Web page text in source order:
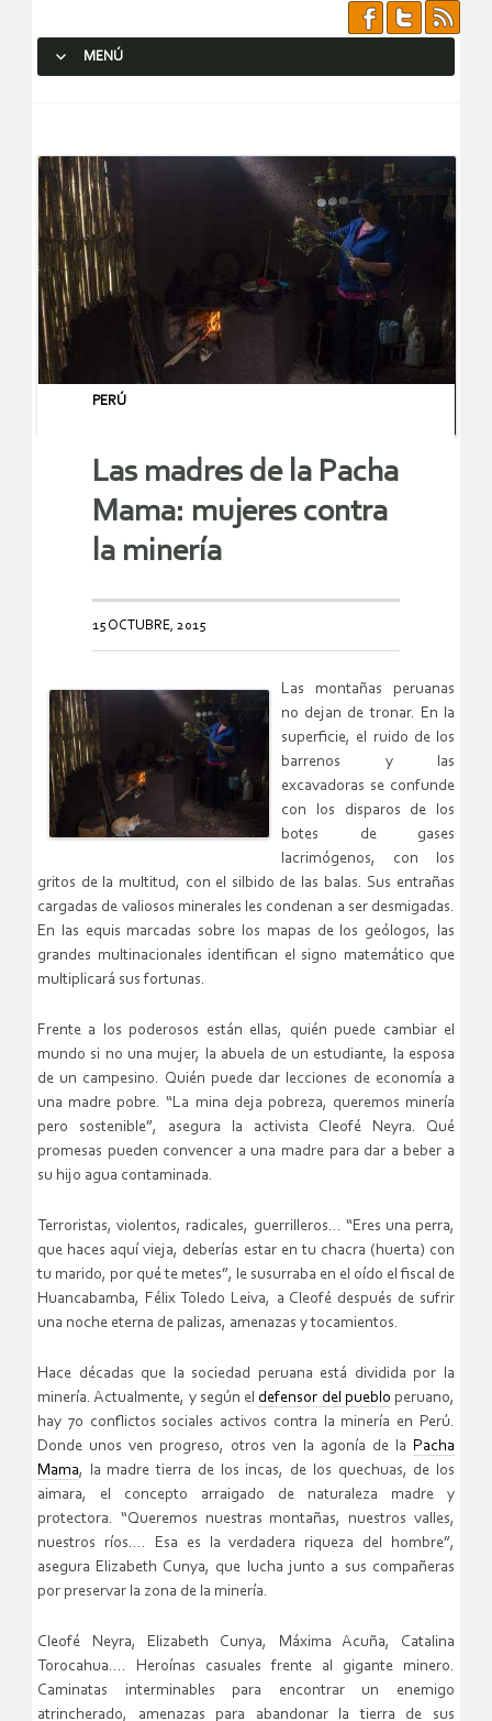
MENÚ
PERÚ
Las madres de la Pacha
Mama: mujeres contra
la minería
15 OCTUBRE, 2015
Las montañas peruanas
no dejan de tronar. En la
superficie, el ruido de los
barrenos y las
excavadoras se confunde
con los disparos de los
botes de gases
lacrimógenos, con los
gritos de la multitud, con el silbido de las balas. Sus entrañas
cargadas de valiosos minerales les condenan a ser desmigadas.
En las equis marcadas sobre los mapas de los geólogos, las
grandes multinacionales identifican el signo matemático que
multiplicará sus fortunas.
Frente a los poderosos están ellas, quién puede cambiar el
mundo si no una mujer, la abuela de un estudiante, la esposa
de un campesino. Quién puede dar lecciones de economía a
una madre pobre. “La mina deja pobreza, queremos minería
pero sostenible”, asegura la activista Cleofé Neyra. Qué
promesas pueden convencer a una madre para dar a beber a
su hijo agua contaminada.
Terroristas, violentos, radicales, guerrilleros… “Eres una perra,
que haces aquí vieja, deberías estar en tu chacra (huerta) con
tu marido, por qué te metes”, le susurraba en el oído el fiscal de
Huancabamba, Félix Toledo Leiva, a Cleofé después de sufrir
una noche eterna de palizas, amenazas y tocamientos.
Hace décadas que la sociedad peruana está dividida por la
minería. Actualmente, y según el defensor del pueblo peruano,
hay 70 conflictos sociales activos contra la minería en Perú.
Donde unos ven progreso, otros ven la agonía de la Pacha
Mama, la madre tierra de los incas, de los quechuas, de los
aimara, el concepto arraigado de naturaleza madre y
protectora. “Queremos nuestras montañas, nuestros valles,
nuestros ríos…. Esa es la verdadera riqueza del hombre”,
asegura Elizabeth Cunya, que lucha junto a sus compañeras
por preservar la zona de la minería.
Cleofé Neyra, Elizabeth Cunya, Máxima Acuña, Catalina
Torocahua…. Heroínas casuales frente al gigante minero.
Caminatas interminables para encontrar un enemigo
atrincherado, amenazas para abandonar la tierra de sus